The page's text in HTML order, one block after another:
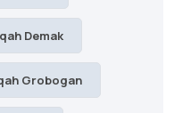
Demak
Grobogan